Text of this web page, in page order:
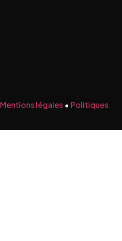
Mentions légales • Politiques